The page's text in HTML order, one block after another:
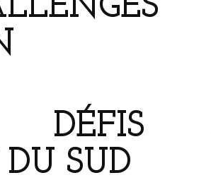
DÉFIS
SUD